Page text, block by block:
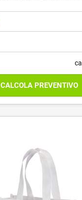
CALCOLA PREVENTIVO